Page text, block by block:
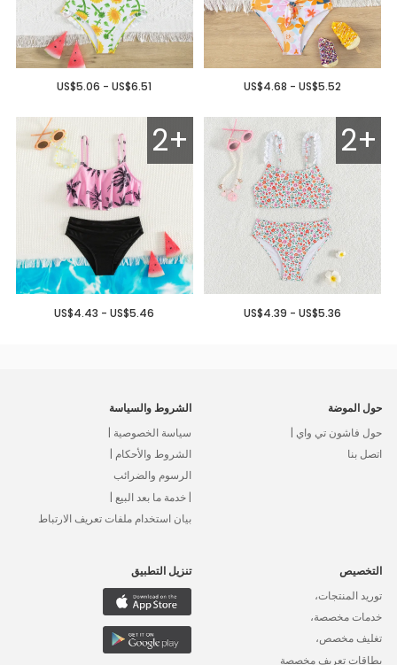
US$4.68 - US$5.52
US$5.06 - US$6.51
2+
US$4.39 - US$5.36
2+
US$4.43 - US$5.46
حول الموضة
حول فاشون تي واي |
اتصل بنا
الشروط والسياسة
سياسة الخصوصية |
الشروط والأحكام |
الرسوم والضرائب
| خدمة ما بعد البيع |
بيان استخدام ملفات تعريف الارتباط
التخصيص
توريد المنتجات،
خدمات مخصصة،
تغليف مخصص،
بطاقات تعريف مخصصة
تنزيل التطبيق